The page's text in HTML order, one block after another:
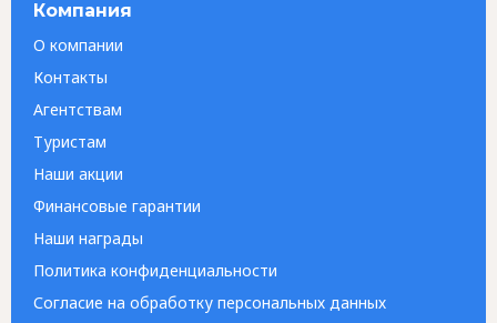
Компания
О компании
Контакты
Агентствам
Туристам
Наши акции
Финансовые гарантии
Наши награды
Политика конфиденциальности
Согласие на обработку персональных данных